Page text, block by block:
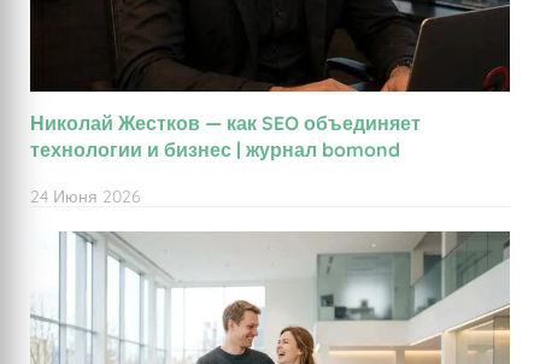
Николай Жестков — как SEO объединяет
технологии и бизнес | журнал bomond
24 Июня 2026